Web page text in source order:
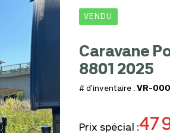
VENDU
Caravane
8801 2025
# d'inventaire : VR-
Prix spécial :47